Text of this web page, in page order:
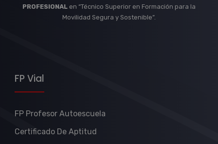
PROFESIONAL en “Técnico Superior en Formación para la
Movilidad Segura y Sostenible”.
FP Vial
FP Profesor Autoescuela
Certificado De Aptitud